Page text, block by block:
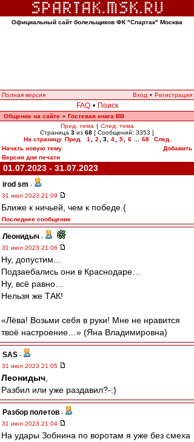
Официальный сайт болельщиков ФК "Спартак" Москва
Полная версия Вход • Регистрация
FAQ • Поиск
Общение на сайте » Гостевая книга ВВ
Пред. тема | След. тема
Страница 3 из 68 [ Сообщений: 3353 ]
На страницу Пред. 1 2 3, 4 5 6 68
След.
Начать новую тему
Добавить
Версия для печати
01.07.2023 - 31.07.2023
irod sm -
31 июл 2023 21:09
Ближе к ничьей, чем к победе.(
Последнее сообщение
Леонидыч -
31 июл 2023 21:06
Ну, допустим…
Подзаебались они в Краснодаре…
Ну, всё равно…
Нельзя же ТАК!
«Лёва! Возьми себя в руки! Мне не нравится
твоё настроение…» (Яна Владимировна)
SAS -
31 июл 2023 21:05
Леонидыч
Разбил или уже раздавил?-:)
Разбор полетов -
31 июл 2023 21:04
На удары Зобнина по воротам я уже без смеха